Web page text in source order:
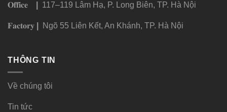
𝐎𝐟𝐟𝐢𝐜𝐞 117–119 Lâm Hạ, P. Long Biên, TP. Hà Nội
𝐅𝐚𝐜𝐭𝐨𝐫𝐲 Ngõ 55 Liên Kết, An Khánh, TP. Hà Nội
THÔNG TIN
Về chúng tôi
Tin tức